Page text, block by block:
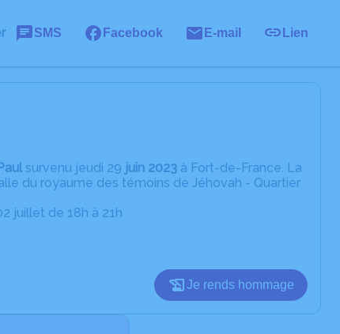
SMS Facebook E-mail Lien
survenu jeudi 29 juin 2023 à Fort-de-France. La
du royaume des témoins de Jéhovah - Quartier
juillet de 18h à 21h
Je rends hommage